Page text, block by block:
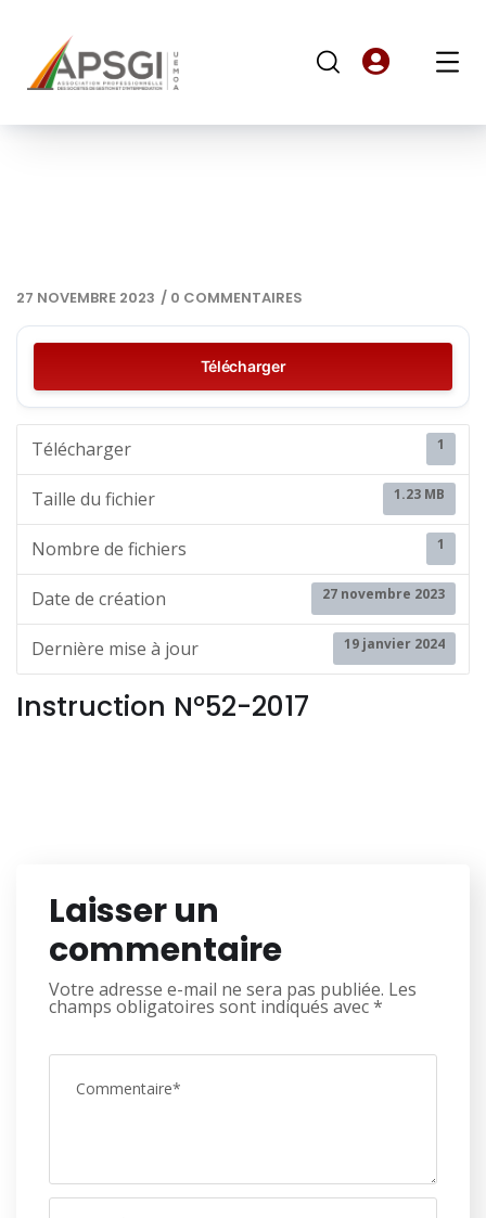
27 NOVEMBRE 2023 / 0 COMMENTAIRES
Télécharger
Télécharger 1
Taille du fichier 1.23 MB
Nombre de fichiers 1
Date de création 27 novembre 2023
Dernière mise à jour 19 janvier 2024
Instruction N°52-2017
Laisser un
commentaire
Votre adresse e-mail ne sera pas publiée. Les
champs obligatoires sont indiqués avec*